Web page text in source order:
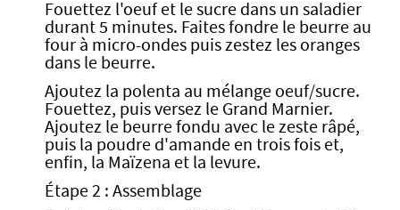
Fouettez l'oeuf et le sucre dans un saladier
durant 5 minutes. Faites fondre le beurre au
four à micro-ondes puis zestez les oranges
dans le beurre.
Ajoutez la polenta au mélange oeuf/sucre.
Fouettez, puis versez le Grand Marnier.
Ajoutez le beurre fondu avec le zeste râpé,
puis la poudre d'amande en trois fois et,
enfin, la Maïzena et la levure.
Étape 2 : Assemblage